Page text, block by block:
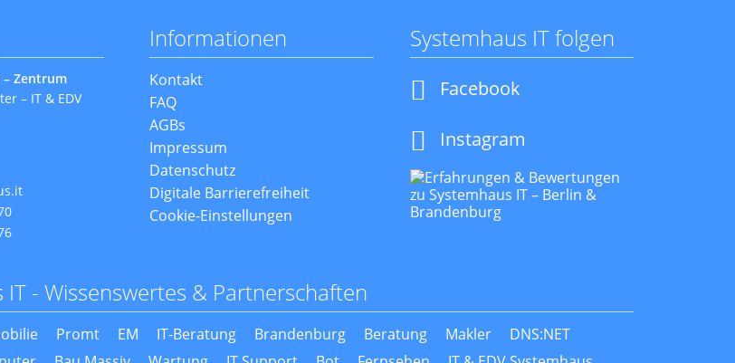
Zentrum
– IT & EDV
Informationen
Navigation
überspringen
Kontakt
FAQ
AGBs
Impressum
Datenschutz
Digitale Barrierefreiheit
Cookie-Einstellungen
Systemhaus IT folgen
Navigation
überspringen
Facebook
Instagram
IT - Wissenswertes & Partnerschaften
Promt EM IT-Beratung Brandenburg Beratung Makler
DNS:NET